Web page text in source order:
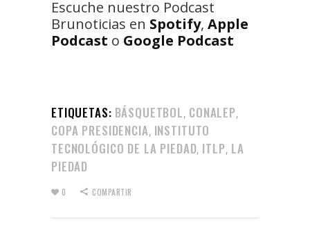
Escuche nuestro Podcast
Brunoticias en Spotify, Apple
Podcast o Google Podcast
ETIQUETAS: BÁSQUETBOL, CONALEP,
COPA PRESIDENCIA, INSTITUTO
TECNOLÓGICO DE LA PIEDAD, ITLP, LA
PIEDAD
0 COMPARTIR